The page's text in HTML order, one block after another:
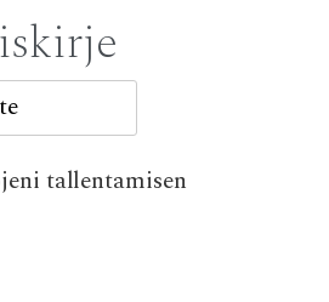
tallentamisen